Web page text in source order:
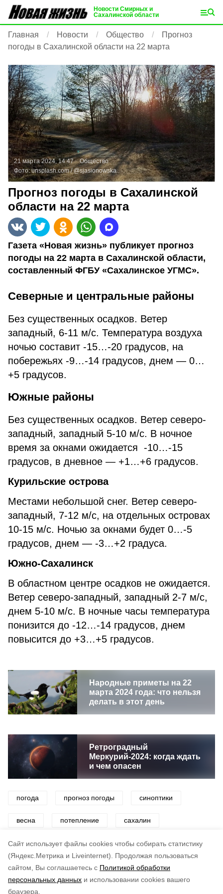
Cайт использует файлы cookies чтобы собирать статистику
(Яндекс.Метрика и Liveinternet).
Продолжая пользоваться
сайтом, Вы соглашаетесь с Политикой обработки
персональных данных и использовании cookies вашего
браузера.
Новости Смирных и
Сахалинской области
Главная Новости Общество
Прогноз
погоды в Сахалинской области на 22 марта
21 марта 2024, 14:47
Общество
Фото:unsplash.com/ @sjasionowska
Прогноз погоды в Сахалинской
области на 22 марта
Газета «Новая жизнь» публикует прогноз
погоды на 22 марта в Сахалинской области,
составленный ФГБУ «Сахалинское УГМС».
Северные и центральные районы
Без существенных осадков. Ветер
западный, 6-11 м/с. Температура воздуха
ночью составит -15…-20 градусов, на
побережьях -9…-14 градусов, днем — 0…
+5 градусов.
Южные районы
Без существенных осадков. Ветер северо-
западный, западный 5-10 м/с. В ночное
время за окнами ожидается -10…-15
градусов, в дневное — +1…+6 градусов.
Курильские острова
Местами небольшой снег. Ветер северо-
западный, 7-12 м/с, на отдельных островах
10-15 м/с. Ночью за окнами будет 0…-5
градусов, днем — -3…+2 градуса.
Южно-Сахалинск
В областном центре осадков не ожидается.
Ветер северо-западный, западный 2-7 м/с,
днем 5-10 м/с. В ночные часы температура
понизится до -12…-14 градусов, днем
повысится до +3…+5 градусов.
Народные приметы на 22
марта 2024 года: что нельзя
делать в этот день
Ретроградный
Меркурий-2024: когда ждать
и чем опасен
погода прогноз погоды синоптики
весна потепление сахалин
сахалин и курилы сахалинская область
по оценке